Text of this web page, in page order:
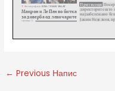
← Previous Напис